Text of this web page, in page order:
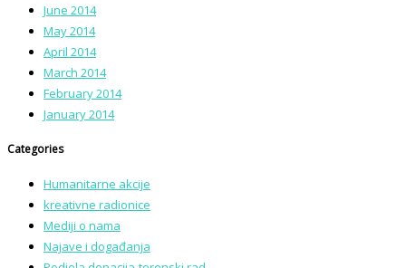
June 2014
May 2014
April 2014
March 2014
February 2014
January 2014
Categories
Humanitarne akcije
kreativne radionice
Mediji o nama
Najave i događanja